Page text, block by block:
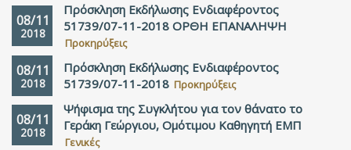
08/11
2018
Πρόσκληση Εκδήλωσης Ενδιαφέροντος
51739/07-11-2018 ΟΡΘΗ ΕΠΑΝΑΛΗΨΗ
Προκηρύξεις
08/11
2018
Πρόσκληση Εκδήλωσης Ενδιαφέροντος
51739/07-11-2018 Προκηρύξεις
08/11
2018
Ψήφισμα της Συγκλήτου για τον θάνατο το
Γεράκη Γεώργιου, Ομότιμου Καθηγητή ΕΜΠ
Γενικές